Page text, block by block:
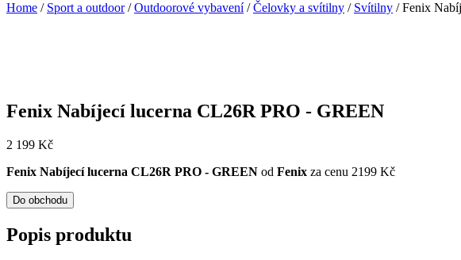
Home / Sport a outdoor/Outdoorové vybavení/Čelovky a svítilny / Svítilny / Fenix
Fenix Nabíjecí lucerna CL26R PRO - GREEN
2 199 Kč
Fenix Nabíjecí lucerna CL26R PRO - GREEN od Fenix za cenu 2199 Kč
Do obchodu
Popis produktu